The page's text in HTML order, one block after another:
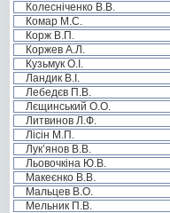
Колесніченко В.В.
Комар М.С.
Корж В.П.
Коржев А.Л.
Кузьмук О.І.
Ландик В.І.
Лебедєв П.В.
Лєщинський О.О.
Литвинов Л.Ф.
Лісін М.П.
Лук’янов В.В.
Льовочкіна Ю.В.
Макеєнко В.В.
Мальцев В.О.
Мельник П.В.